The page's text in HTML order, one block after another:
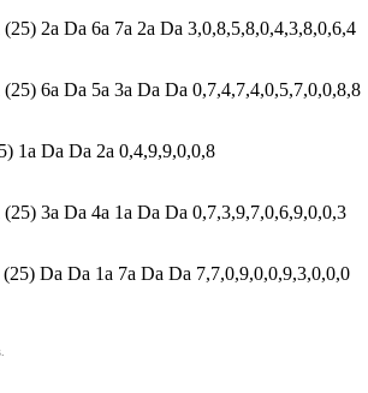
(25) 2a Da 6a 7a 2a Da 3,0,8,5,8,0,4,3,8,0,6,4
(25) 6a Da 5a 3a Da Da 0,7,4,7,4,0,5,7,0,0,8,8
1a Da Da 2a 0,4,9,9,0,0,8
(25) 3a Da 4a 1a Da Da 0,7,3,9,7,0,6,9,0,0,3
(25) Da Da 1a 7a Da Da 7,7,0,9,0,0,9,3,0,0,0